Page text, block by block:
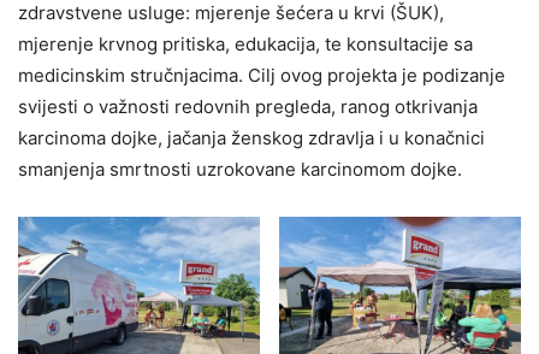
zdravstvene usluge: mjerenje šećera u krvi (ŠUK),
mjerenje krvnog pritiska, edukacija, te konsultacije sa
medicinskim stručnjacima. Cilj ovog projekta je podizanje
svijesti o važnosti redovnih pregleda, ranog otkrivanja
karcinoma dojke, jačanja ženskog zdravlja i u konačnici
smanjenja smrtnosti uzrokovane karcinomom dojke.